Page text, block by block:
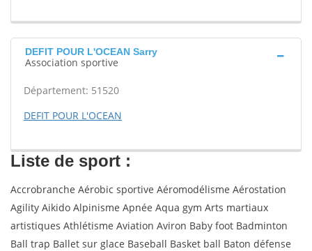
DEFIT POUR L'OCEAN Sarry
Association sportive
Département: 51520
DEFIT POUR L'OCEAN
Liste de sport :
Accrobranche Aérobic sportive Aéromodélisme Aérostation
Agility Aikido Alpinisme Apnée Aqua gym Arts martiaux
artistiques Athlétisme Aviation Aviron Baby foot Badminton
Ball trap Ballet sur glace Baseball Basket ball Baton défense